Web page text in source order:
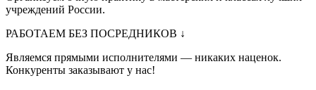
учреждений России.
РАБОТАЕМ БЕЗ ПОСРЕДНИКОВ ↓
Являемся прямыми исполнителями — никаких наценок.
Конкуренты заказывают у нас!